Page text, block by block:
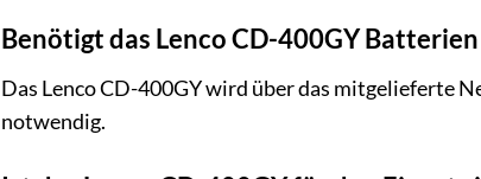
Benötigt das Lenco CD-400GY
Das Lenco CD-400GY wird über das mitgelieferte
notwendig.